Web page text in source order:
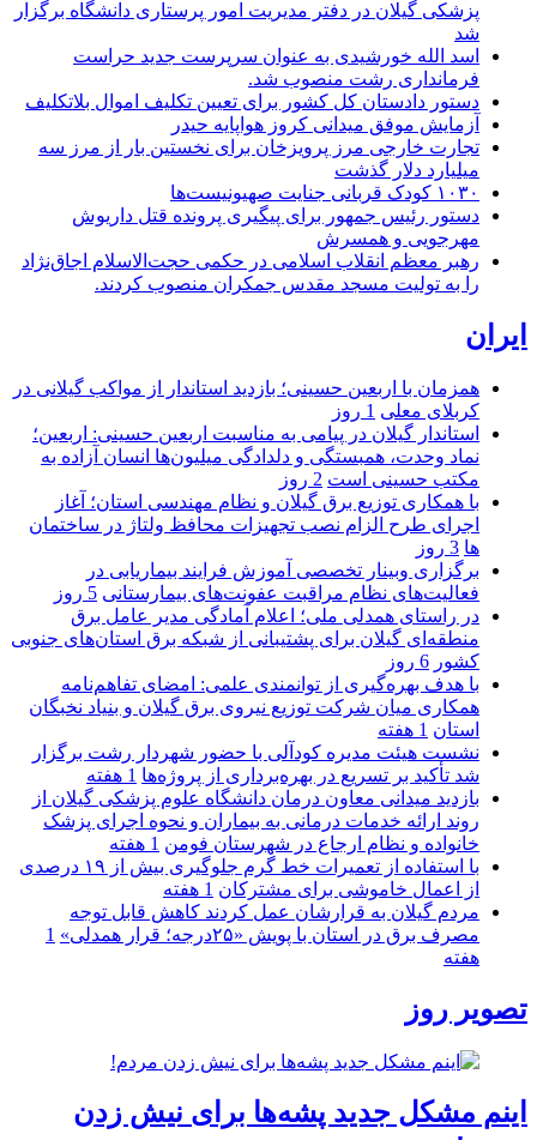
پزشکی گیلان در دفتر مدیریت امور پرستاری دانشگاه برگزار
شد
اسد الله خورشیدی به عنوان سرپرست جدید حراست
فرمانداری رشت منصوب شد.
دستور دادستان کل کشور برای تعیین تکلیف اموال بلاتکلیف
آزمایش موفق میدانی کروز هواپایه حیدر
تجارت خارجی مرز پرویزخان برای نخستین بار از مرز سه
میلیارد دلار گذشت
۱۰۳۰ کودک قربانی جنایت صهیونیست‌ها
دستور رئیس جمهور برای پیگیری پرونده قتل داریوش
مهرجویی و همسرش
رهبر معظم انقلاب اسلامی در حکمی حجت‌الاسلام اجاق‌نژاد
را به تولیت مسجد مقدس جمکران منصوب کردند.
ایران
همزمان با اربعین حسینی؛ بازدید استاندار از مواکب گیلانی در
کربلای معلی 1 روز
استاندار گیلان در پیامی به مناسبت اربعین حسینی: اربعین؛
نماد وحدت، همبستگی و دلدادگی میلیون‌ها انسان آزاده به
مکتب حسینی است 2 روز
با همکاری توزیع برق گیلان و نظام مهندسی استان؛ آغاز
اجرای طرح الزام نصب تجهیزات محافظ ولتاژ در ساختمان
ها 3 روز
برگزاری وبینار تخصصی آموزش فرایند بیماریابی در
فعالیت‌های نظام مراقبت عفونت‌های بیمارستانی 5 روز
در راستای همدلی ملی؛ اعلام آمادگی مدیر عامل برق
منطقه‌ای گیلان برای پشتیبانی از شبكه برق استان‌های جنوبی
كشور 6 روز
با هدف بهره‌گیری از توانمندی علمی: امضای تفاهم‌نامه
همكاری میان شركت توزیع نیروی برق گیلان و بنیاد نخبگان
استان 1 هفته
نشست هیئت مدیره کودآلی با حضور شهردار رشت برگزار
شد تأکید بر تسریع در بهره‌برداری از پروژه‌ها 1 هفته
بازدید میدانی معاون درمان دانشگاه علوم پزشکی گیلان از
روند ارائه خدمات درمانی به بیماران و نحوه اجرای پزشک
خانواده و نظام ارجاع در شهرستان فومن 1 هفته
با استفاده از تعمیرات خط گرم جلوگیری بیش از ۱۹ درصدی
از اعمال خاموشی برای مشتركان 1 هفته
مردم گیلان به قرارشان عمل کردند كاهش قابل توجه
مصرف برق در استان با پویش «۲۵درجه؛ قرار همدلی»
1
هفته
تصویر روز
اینم مشکل جدید پشه‌ها برای نیش زدن